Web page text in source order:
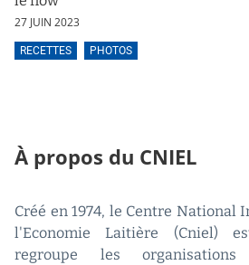
27 JUIN 2023
RECETTES PHOTOS
À propos du CNIEL
Créé en 1974, le Centre National
l'Economie Laitière (Cniel)
regroupe les